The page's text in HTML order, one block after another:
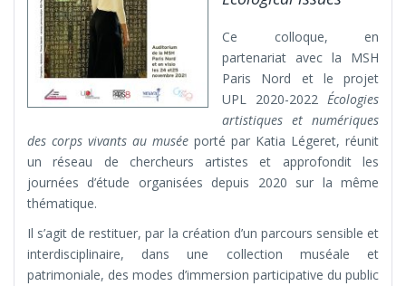
Ce colloque, en
partenariat avec la MSH
Paris Nord et le projet
UPL 2020-2022 Écologies
artistiques et numériques
des corps vivants au musée porté par Katia Légeret, réunit
un réseau de chercheurs artistes et approfondit les
journées d’étude organisées depuis 2020 sur la même
thématique.
Il s’agit de restituer, par la création d’un parcours sensible et
interdisciplinaire, dans une collection muséale et
patrimoniale, des modes d’immersion participative du public